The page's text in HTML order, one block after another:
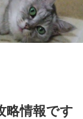
略情報です